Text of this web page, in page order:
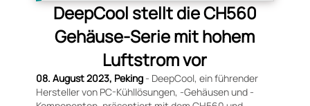
DeepCool stellt die CH560
Gehäuse-Serie mit hohem
Luftstrom vor
08. August 2023, Peking - DeepCool, ein führender
Hersteller von PC-Kühllösungen, -Gehäusen und -